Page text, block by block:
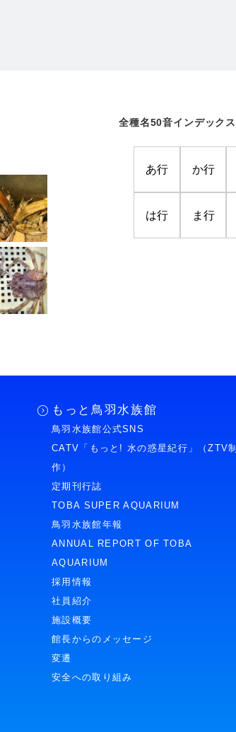
全種名50音インデックス
あ行 か行
は行 ま行
もっと鳥羽水族館
鳥羽水族館公式SNS
CATV「もっと! 水の惑星紀行」（ZTV制
作）
定期刊行誌
TOBA SUPER AQUARIUM
鳥羽水族館年報
ANNUAL REPORT OF TOBA
AQUARIUM
採用情報
社員紹介
施設概要
館長からのメッセージ
変遷
安全への取り組み